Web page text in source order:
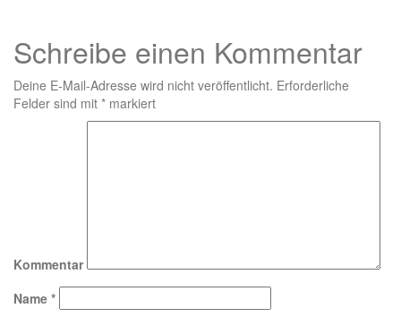
Schreibe einen Kommentar
Deine E-Mail-Adresse wird nicht veröffentlicht. Erforderliche
Felder sind mit * markiert
Kommentar
Name *